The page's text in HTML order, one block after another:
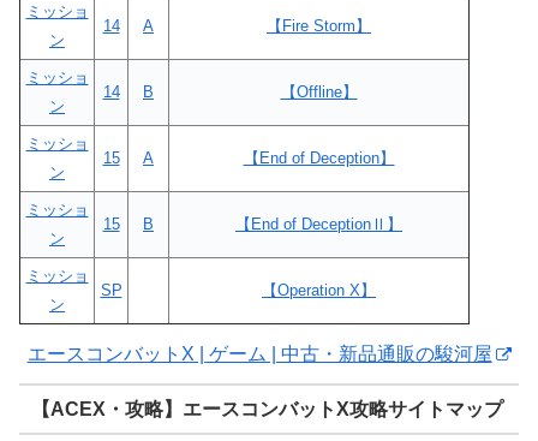
ミッショ
ン
14 A 【Fire Storm】
ミッショ
ン
14 B 【Offline】
ミッショ
ン
15 A 【End of Deception】
ミッショ
ン
15 B 【End of DeceptionⅡ】
ミッショ
ン
SP 【Operation X】
エースコンバットX | ゲーム | 中古・新品通販の駿河屋
【ACEX・攻略】エースコンバットX攻略サイトマップ